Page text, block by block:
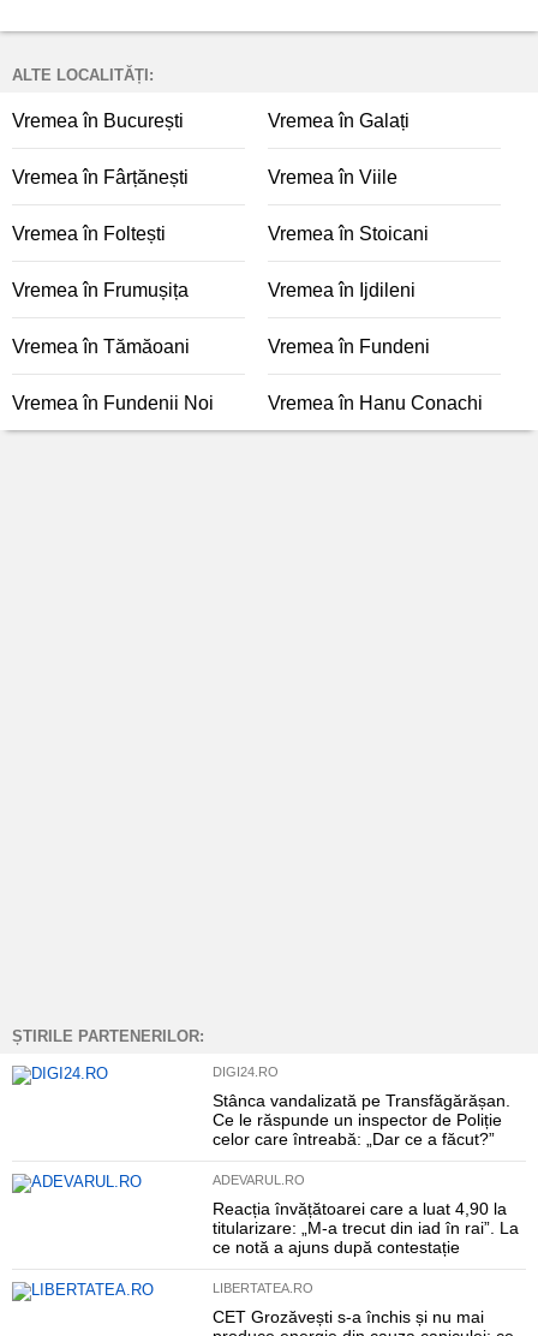
ALTE LOCALITĂȚI:
Vremea în București Vremea în Galați
Vremea în Fârțănești Vremea în Viile
Vremea în Foltești Vremea în Stoicani
Vremea în Frumușița Vremea în Ijdileni
Vremea în Tămăoani Vremea în Fundeni
Vremea în Fundenii Noi Vremea în Hanu Conachi
ȘTIRILE PARTENERILOR:
DIGI24.RO
Stânca vandalizată pe Transfăgărășan.
Ce le răspunde un inspector de Poliție
celor care întreabă: „Dar ce a făcut?”
ADEVARUL.RO
Reacția învățătoarei care a luat 4,90 la
titularizare: „M-a trecut din iad în rai”. La
ce notă a ajuns după contestație
LIBERTATEA.RO
CET Grozăvești s-a închis și nu mai